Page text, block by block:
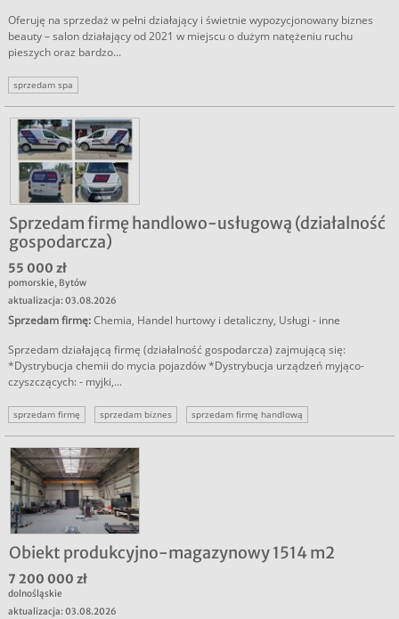
Oferuję na sprzedaż w pełni działający i świetnie wypozycjonowany biznes
beauty – salon działający od 2021 w miejscu o dużym natężeniu ruchu
pieszych oraz bardzo...
sprzedam spa
Sprzedam firmę handlowo-usługową (działalność
gospodarcza)
55 000 zł
pomorskie, Bytów
aktualizacja: 03.08.2026
Sprzedam firmę:Chemia, Handel hurtowy i detaliczny, Usługi - inne
Sprzedam działającą firmę (działalność gospodarcza) zajmującą się:
*Dystrybucja chemii do mycia pojazdów *Dystrybucja urządzeń myjąco-
czyszczących: - myjki,...
sprzedam firmę sprzedam biznes sprzedam firmę handlową
Obiekt produkcyjno-magazynowy 1514 m2
7 200 000 zł
dolnośląskie
aktualizacja: 03.08.2026